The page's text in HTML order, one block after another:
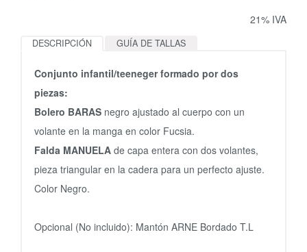
21% IVA
DESCRIPCIÓN GUÍA DE TALLAS
Conjunto infantil/teeneger formado por dos
piezas:
Bolero BARAS negro ajustado al cuerpo con un
volante en la manga en color Fucsia.
Falda MANUELA de capa entera con dos volantes,
pieza triangular en la cadera para un perfecto ajuste.
Color Negro.
Opcional (No incluido): Mantón ARNE Bordado T.L